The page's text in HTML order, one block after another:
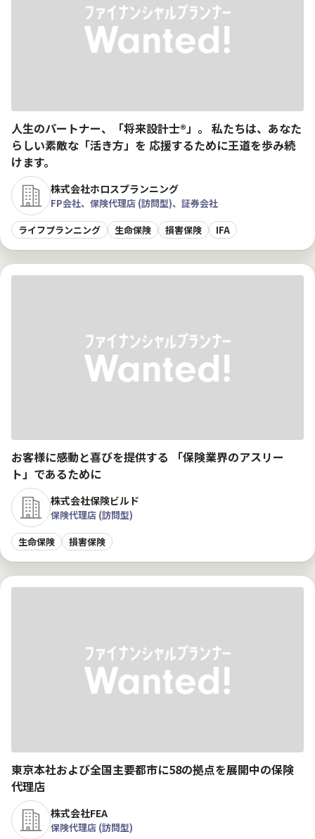
人生のパートナー、「将来設計士®」。 私たちは、あなた
らしい素敵な「活き方」を 応援するために王道を歩み続
けます。
株式会社ホロスプランニング
FP会社、保険代理店 (訪問型)、証券会社
ライフプランニング
生命保険 損害保険 IFA
お客様に感動と喜びを提供する 「保険業界のアスリー
ト」であるために
株式会社保険ビルド
保険代理店 (訪問型)
生命保険
損害保険
東京本社および全国主要都市に58の拠点を展開中の保険
代理店
株式会社FEA
保険代理店 (訪問型)